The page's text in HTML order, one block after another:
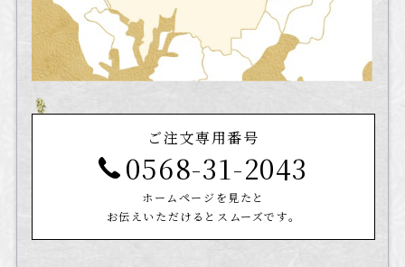
ご注文専用番号
0568-31-2043
ホームページを見たと
お伝えいただけるとスムーズです。